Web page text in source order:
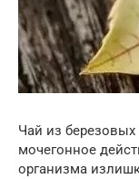
Чай из
мочегонное
организма